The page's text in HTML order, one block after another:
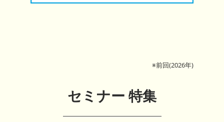
※前回(2026年)
セミナー 特集